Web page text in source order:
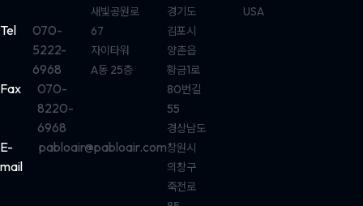
Tel
070-
5222-
6968
Fax
070-
8220-
6968
E-
mail
pabloair@pabloair.com
새빛공원로
67
자이타워
A동 25층
경기도
김포시
양촌읍
황금1로
80번길
55
경상남도
창원시
의창구
죽전로
USA